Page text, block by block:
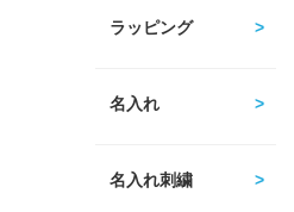
ラッピング
名入れ
名入れ刺繍